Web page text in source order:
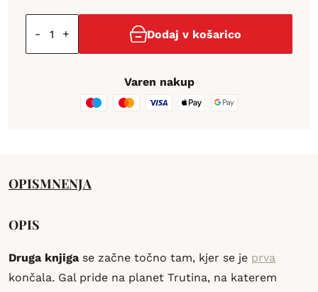
- + Dodaj v košarico
Varen nakup
OPISMNENJA
OPIS
Druga knjiga se začne točno tam, kjer se je prva
končala. Gal pride na planet Trutina, na katerem